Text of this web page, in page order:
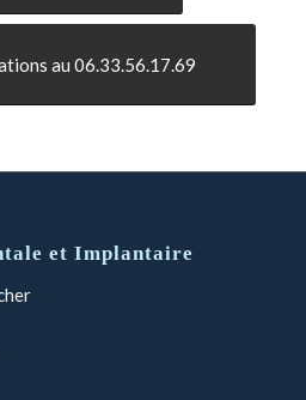
au 06.33.56.17.69
et Implantaire